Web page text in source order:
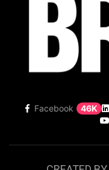
Facebook 46K